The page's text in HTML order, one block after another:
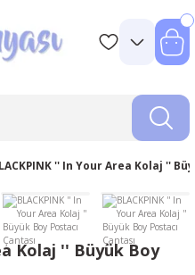
'' In Your Area Kolaj ''
Kolaj '' Büyük Boy